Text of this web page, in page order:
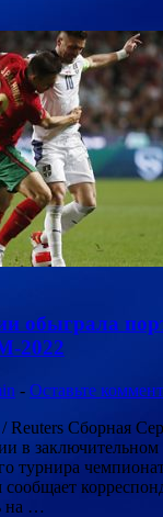
обыграла
2022
- Оставьте
Reuters Сборная
в заключительном
турнира
сообщает
на …